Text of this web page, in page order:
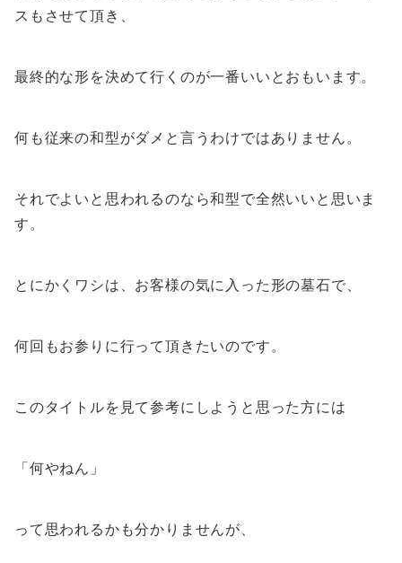
スもさせて頂き、
最終的な形を決めて行くのが一番いいとおもいます。
何も従来の和型がダメと言うわけではありません。
それでよいと思われるのなら和型で全然いいと思いま
す。
とにかくワシは、お客様の気に入った形の墓石で、
何回もお参りに行って頂きたいのです。
このタイトルを見て参考にしようと思った方には
「何やねん」
って思われるかも分かりませんが、